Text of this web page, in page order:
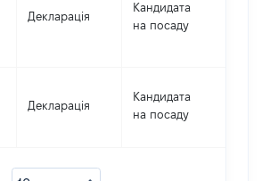
Декларація
Кандидата
на посаду
Декларація
Кандидата
на посаду